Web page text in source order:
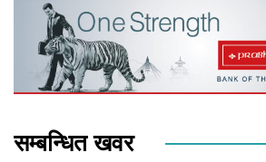
सम्बन्धित खवर